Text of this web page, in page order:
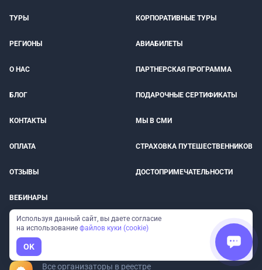
ТУРЫ КОРПОРАТИВНЫЕ ТУРЫ
РЕГИОНЫ АВИАБИЛЕТЫ
О НАС ПАРТНЕРСКАЯ ПРОГРАММА
БЛОГ ПОДАРОЧНЫЕ СЕРТИФИКАТЫ
КОНТАКТЫ МЫ В СМИ
ОПЛАТА СТРАХОВКА ПУТЕШЕСТВЕННИКОВ
ОТЗЫВЫ ДОСТОПРИМЕЧАТЕЛЬНОСТИ
ВЕБИНАРЫ
Туры от прямых организаторов
Все организаторы в реестре
Используя данный сайт, вы даете согласие
на использование файлов куки (cookie)
OK